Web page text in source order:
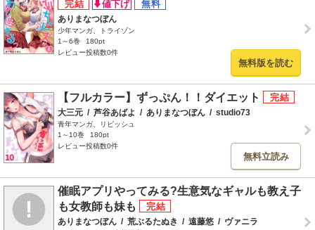
ありまなつぼん
少年マンガ、トライゾン
1～6巻
180pt
レビュー投稿数0件
無料版を読む
【フルカラー】ずっぷん！！ダイエット
大三元 / 芦谷あばよ / ありまなつぼん / studio73
青年マンガ、リビッシュ
1～10巻
180pt
レビュー投稿数0件
無料立読み
催眠アプリやってみる?生意気なギャルも教え子
も女教師も妹も
ありまなつぼん / 荒ぶるたぬき / 遠藤悠 / ヴァニラ